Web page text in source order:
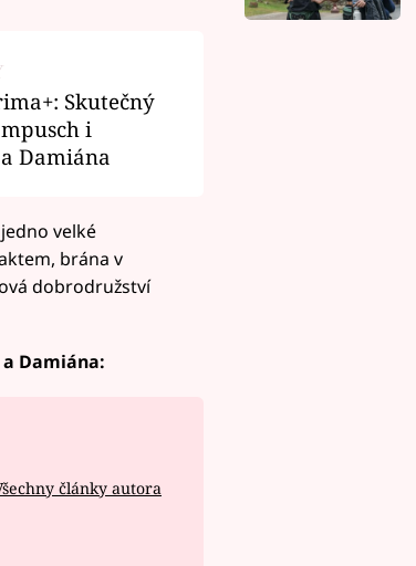
Skutečný
i
Damiána
velké
brána v
dobrodružství
Damiána:
články autora